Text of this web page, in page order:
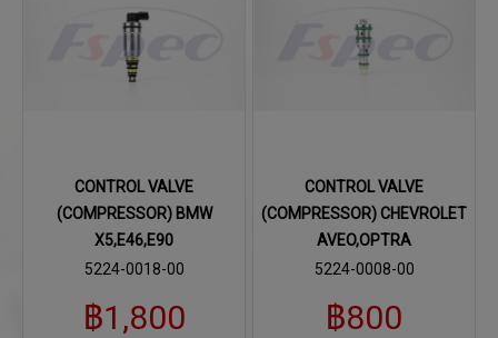
CONTROL VALVE
(COMPRESSOR) BMW
X5,E46,E90
5224-0018-00
฿1,800
CONTROL VALVE
(COMPRESSOR) CHEVROLET
AVEO,OPTRA
5224-0008-00
฿800